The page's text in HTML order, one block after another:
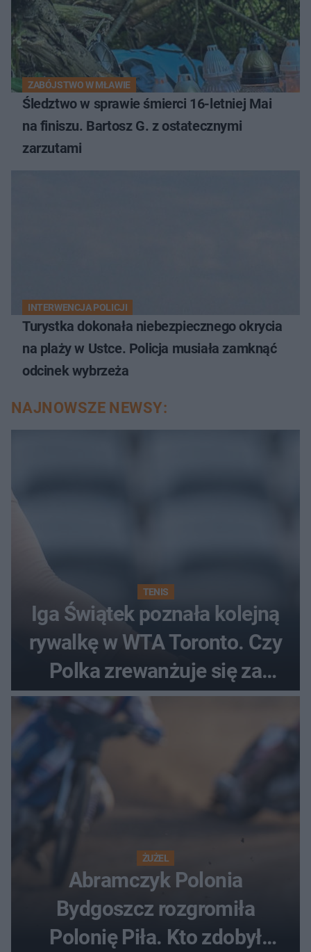
ZABÓJSTWO W MŁAWIE
Śledztwo w sprawie śmierci 16-letniej Mai
na finiszu. Bartosz G. z ostatecznymi
zarzutami
INTERWENCJA POLICJI
Turystka dokonała niebezpiecznego okrycia
na plaży w Ustce. Policja musiała zamknąć
odcinek wybrzeża
NAJNOWSZE NEWSY:
TENIS
Iga Świątek poznała kolejną
rywalkę w WTA Toronto. Czy
Polka zrewanżuje się za
ostatnią porażkę?
ŻUŻEL
Abramczyk Polonia
Bydgoszcz rozgromiła
Polonię Piła. Kto zdobył